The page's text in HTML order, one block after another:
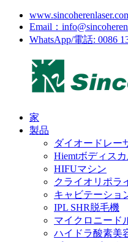
Email：
WhatsApp/電話: 0086
家
製品
ダイオードレー
Hiemtボディス
HIFUマシン
クライオリポラ
キャビテーショ
IPL SHR脱毛機
マイクロニード
ハイドラ酸素美